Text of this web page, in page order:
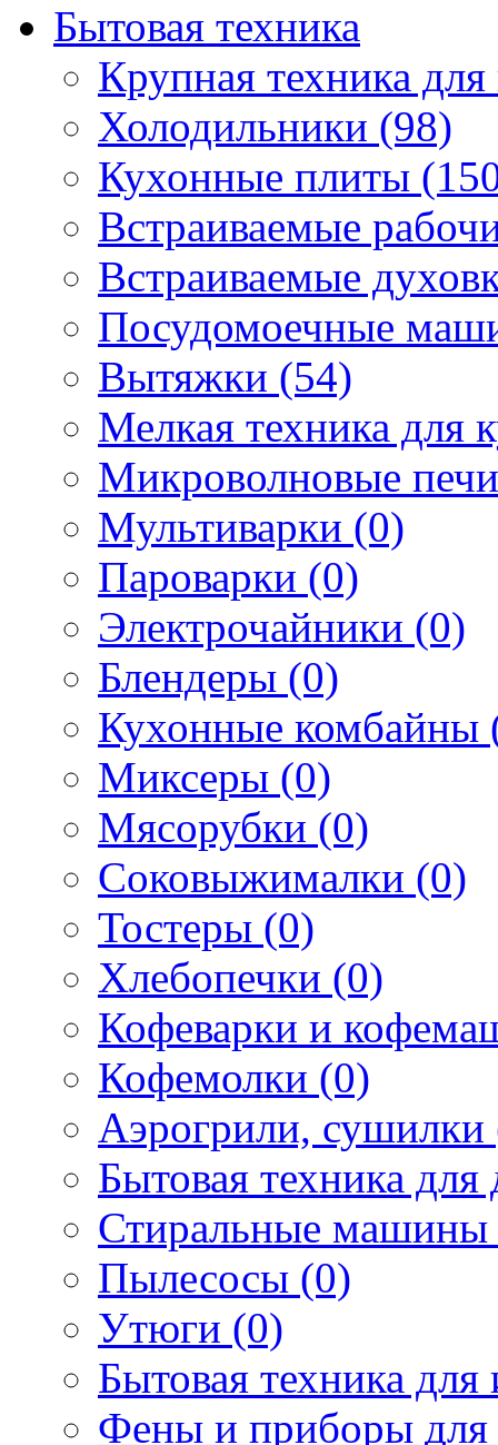
Бытовая техника
Крупная техника
Холодильники (98)
Кухонные плиты
Встраиваемые
Встраиваемые
Посудомоечные
Вытяжки (54)
Мелкая техника для
Микроволновые
Мультиварки (0)
Пароварки (0)
Электрочайники (0)
Блендеры (0)
Кухонные комбайны
Миксеры (0)
Мясорубки (0)
Соковыжималки (0)
Тостеры (0)
Хлебопечки (0)
Кофеварки и
Кофемолки (0)
Аэрогрили, сушилки
Бытовая техника
Стиральные машины
Пылесосы (0)
Утюги (0)
Бытовая техника
Фены и приборы для